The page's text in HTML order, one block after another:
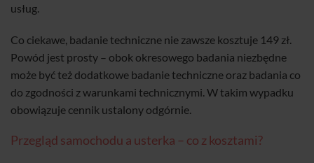
usług.
Co ciekawe, badanie techniczne nie zawsze kosztuje 149 zł.
Powód jest prosty – obok okresowego badania niezbędne
może być też dodatkowe badanie techniczne oraz badania co
do zgodności z warunkami technicznymi. W takim wypadku
obowiązuje cennik ustalony odgórnie.
Przegląd samochodu a usterka – co z kosztami?